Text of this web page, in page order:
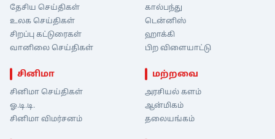
தேசிய செய்திகள்
உலக செய்திகள்
சிறப்பு கட்டுரைகள்
வானிலை செய்திகள்
கால்பந்து
டென்னிஸ்
ஹாக்கி
பிற விளையாட்டு
சினிமா
சினிமா செய்திகள்
ஓ.டி.டி.
சினிமா விமர்சனம்
மற்றவை
அரசியல் களம்
ஆன்மிகம்
தலையங்கம்